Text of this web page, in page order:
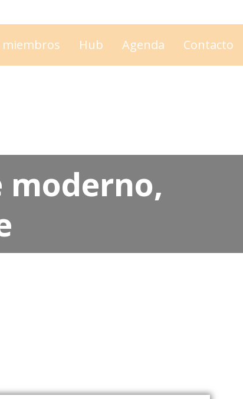
Hub Agenda Contacto